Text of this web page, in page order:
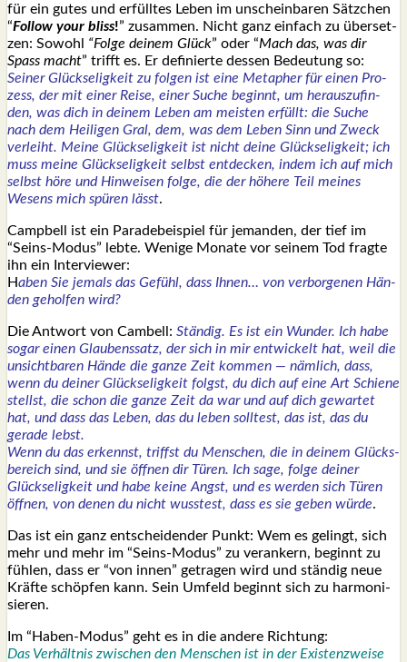
für ein gutes und erfüll­tes Leben im unschein­ba­ren Sätz­chen
“Fol­low your bliss!” zusam­men. Nicht ganz ein­fach zu über­set­
zen: Sowohl “Fol­ge dei­nem Glück” oder “Mach das, was dir
Spass macht” trifft es. Er defi­nier­te des­sen Bedeu­tung so:
Sei­ner Glück­se­lig­keit zu fol­gen ist eine Meta­pher für einen Pro­
zess, der mit einer Rei­se, einer Suche beginnt, um her­aus­zu­fin­
den, was dich in dei­nem Leben am meis­ten erfüllt: die Suche
nach dem Hei­li­gen Gral, dem, was dem Leben Sinn und Zweck
ver­leiht. Mei­ne Glück­se­lig­keit ist nicht dei­ne Glück­se­lig­keit; ich
muss mei­ne Glück­se­lig­keit selbst ent­de­cken, indem ich auf mich
selbst höre und Hin­wei­sen fol­ge, die der höhe­re Teil mei­nes
Wesens mich spü­ren lässt.
Camp­bell ist ein Para­de­bei­spiel für jeman­den, der tief im
“Seins-Modus” leb­te. Weni­ge Mona­te vor sei­nem Tod frag­te
ihn ein Inter­view­er:
Haben Sie jemals das Gefühl, dass Ihnen… von ver­bor­ge­nen Hän­
den gehol­fen wird?
Die Ant­wort von Cam­bell: Stän­dig. Es ist ein Wun­der. Ich habe
sogar einen Glau­bens­satz, der sich in mir ent­wi­ckelt hat, weil die
unsicht­ba­ren Hän­de die gan­ze Zeit kom­men — näm­lich, dass,
wenn du dei­ner Glück­se­lig­keit folgst, du dich auf eine Art Schie­ne
stellst, die schon die gan­ze Zeit da war und auf dich gewar­tet
hat, und dass das Leben, das du leben soll­test, das ist, das du
gera­de lebst.
Wenn du das erkennst, triffst du Men­schen, die in dei­nem Glücks­
be­reich sind, und sie öff­nen dir Türen. Ich sage, fol­ge dei­ner
Glück­se­lig­keit und habe kei­ne Angst, und es wer­den sich Türen
öff­nen, von denen du nicht wuss­test, dass es sie geben wür­de.
Das ist ein ganz ent­schei­den­der Punkt: Wem es gelingt, sich
mehr und mehr im “Seins-Modus” zu ver­an­kern, beginnt zu
füh­len, dass er “von innen” getra­gen wird und stän­dig neue
Kräf­te schöp­fen kann. Sein Umfeld beginnt sich zu har­mo­ni­
sie­ren.
Im “Haben-Modus” geht es in die ande­re Rich­tung:
Das Ver­hält­nis zwi­schen den Men­schen ist in der Exis­ten­z­wei­se